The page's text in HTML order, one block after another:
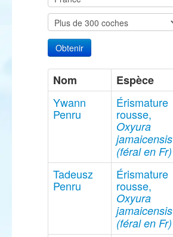
Nom Espèce
Ywann
Penru
Érismature
rousse,
Oxyura
jamaicensis
(féral en Fr)
Tadeusz
Penru
Érismature
rousse,
Oxyura
jamaicensis
(féral en Fr)